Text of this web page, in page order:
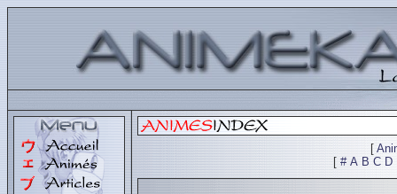
[
[ # A B C D